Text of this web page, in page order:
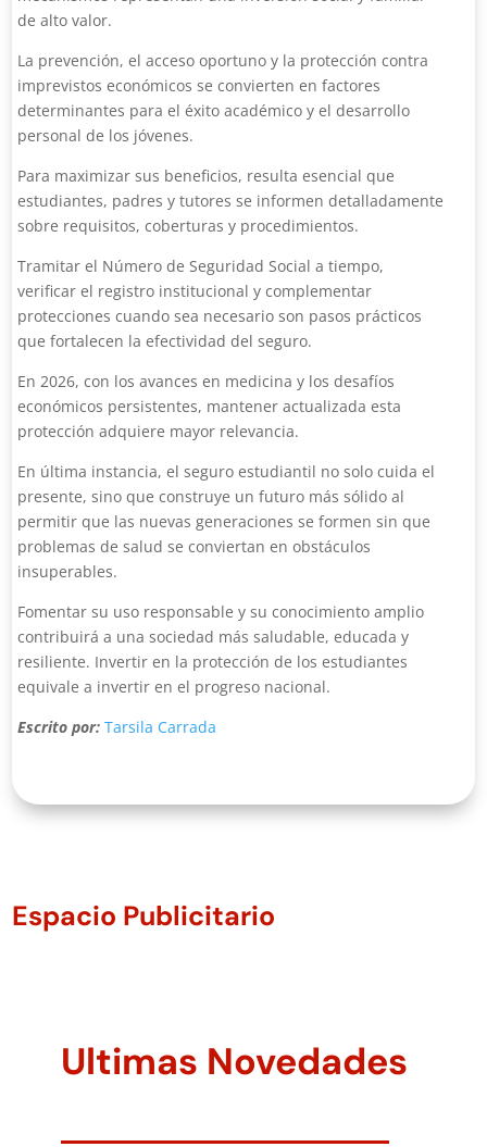
de alto valor.
La prevención, el acceso oportuno y la protección contra
imprevistos económicos se convierten en factores
determinantes para el éxito académico y el desarrollo
personal de los jóvenes.
Para maximizar sus beneficios, resulta esencial que
estudiantes, padres y tutores se informen detalladamente
sobre requisitos, coberturas y procedimientos.
Tramitar el Número de Seguridad Social a tiempo,
verificar el registro institucional y complementar
protecciones cuando sea necesario son pasos prácticos
que fortalecen la efectividad del seguro.
En 2026, con los avances en medicina y los desafíos
económicos persistentes, mantener actualizada esta
protección adquiere mayor relevancia.
En última instancia, el seguro estudiantil no solo cuida el
presente, sino que construye un futuro más sólido al
permitir que las nuevas generaciones se formen sin que
problemas de salud se conviertan en obstáculos
insuperables.
Fomentar su uso responsable y su conocimiento amplio
contribuirá a una sociedad más saludable, educada y
resiliente. Invertir en la protección de los estudiantes
equivale a invertir en el progreso nacional.
Escrito por: Tarsila Carrada
Espacio Publicitario
Ultimas Novedades